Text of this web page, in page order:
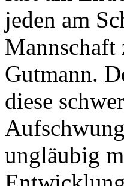
jeden am
Mannschaft
Gutmann.
diese
ungläubig